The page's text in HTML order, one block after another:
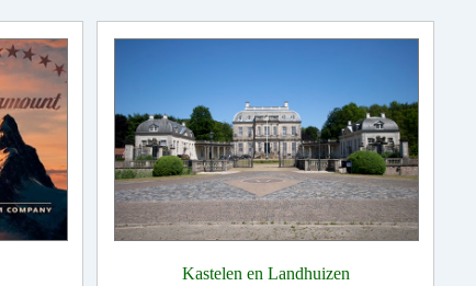
Kastelen en Landhuizen